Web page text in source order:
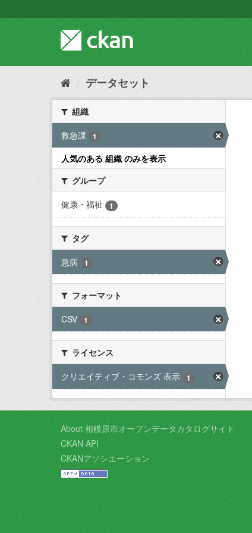
キ
て
データセット
組織
救急課
1
人気のある 組織 のみを表示
グループ
健康・福祉
1
タグ
急病
1
フォーマット
CSV
1
ライセンス
クリエイティブ・コモンズ 表示
1
About 相模原市オープンデータカタログサイト
CKAN API
CKANアソシエーション